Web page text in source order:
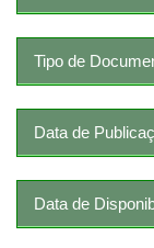
Tipo de
Data de
Data de